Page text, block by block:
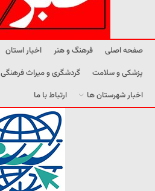
صفحه اصلی فرهنگ و هنر اخبار استان
پزشکی و سلامت
گردشگری و میراث فرهنگی
اخبار شهرستان ها
ارتباط با ما